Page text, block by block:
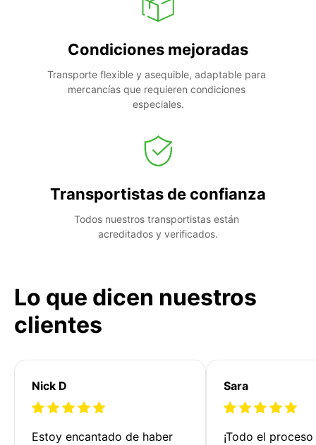
Condiciones mejoradas
Transporte flexible y asequible, adaptable para
mercancías que requieren condiciones
especiales.
Transportistas de confianza
Todos nuestros transportistas están
acreditados y verificados.
Lo que dicen nuestros
clientes
Nick D
Estoy encantado de haber
Sara
¡Todo el